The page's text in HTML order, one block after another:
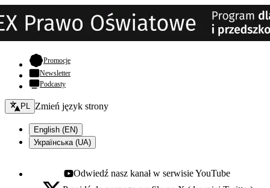
Promocje- otwiera się w nowej karcie
Newsletter
Podcasty
Zmień język - bieżący:
PL Zmień język strony
English (EN)
Українська (UA)
Youtube - otwiera się w nowej karcie
Odwiedź nasz kanał w serwisie YouTube